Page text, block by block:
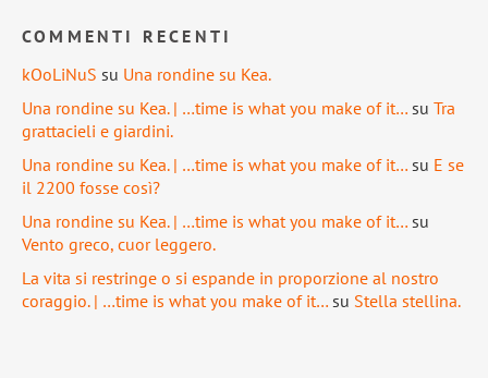
COMMENTI RECENTI
kOoLiNuS su Una rondine su Kea.
Una rondine su Kea. | …time is what you make of it… su Tra
grattacieli e giardini.
Una rondine su Kea. | …time is what you make of it… su E se
il 2200 fosse così?
Una rondine su Kea. | …time is what you make of it… su
Vento greco, cuor leggero.
La vita si restringe o si espande in proporzione al nostro
coraggio. | …time is what you make of it… su Stella stellina.